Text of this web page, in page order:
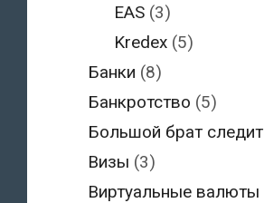
EAS(3)
Kredex(5)
Банки (8)
Банкротство (5)
Большой брат следит
Визы (3)
Виртуальные валюты